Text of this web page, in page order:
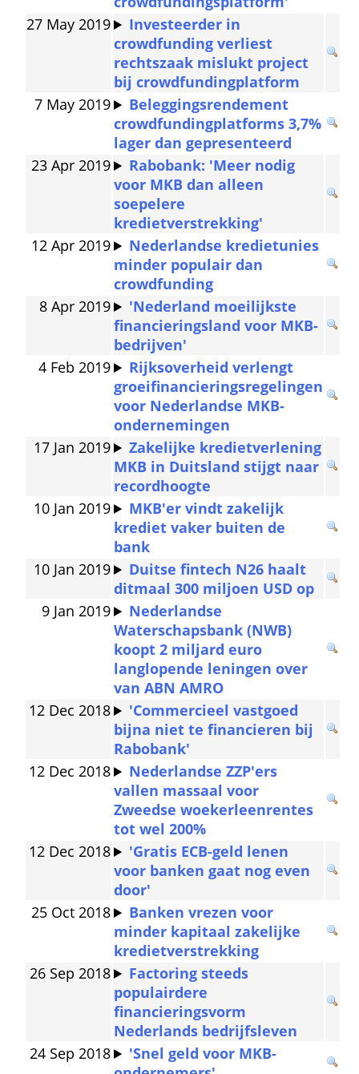
27 May 2019
Investeerder in
crowdfunding verliest
rechtszaak mislukt project
bij crowdfundingplatform
7 May 2019
Beleggingsrendement
crowdfundingplatforms 3,7%
lager dan gepresenteerd
23 Apr 2019
Rabobank: 'Meer nodig
voor MKB dan alleen
soepelere
kredietverstrekking'
12 Apr 2019
Nederlandse kredietunies
minder populair dan
crowdfunding
8 Apr 2019
'Nederland moeilijkste
financieringsland voor MKB-
bedrijven'
4 Feb 2019
Rijksoverheid verlengt
groeifinancieringsregelingen
voor Nederlandse MKB-
ondernemingen
17 Jan 2019
Zakelijke kredietverlening
MKB in Duitsland stijgt naar
recordhoogte
10 Jan 2019
MKB'er vindt zakelijk
krediet vaker buiten de
bank
10 Jan 2019
Duitse fintech N26 haalt
ditmaal 300 miljoen USD op
9 Jan 2019
Nederlandse
Waterschapsbank (NWB)
koopt 2 miljard euro
langlopende leningen over
van ABN AMRO
12 Dec 2018
'Commercieel vastgoed
bijna niet te financieren bij
Rabobank'
12 Dec 2018
Nederlandse ZZP'ers
vallen massaal voor
Zweedse woekerleenrentes
tot wel 200%
12 Dec 2018
'Gratis ECB-geld lenen
voor banken gaat nog even
door'
25 Oct 2018
Banken vrezen voor
minder kapitaal zakelijke
kredietverstrekking
26 Sep 2018
Factoring steeds
populairdere
financieringsvorm
Nederlands bedrijfsleven
24 Sep 2018
'Snel geld voor MKB-